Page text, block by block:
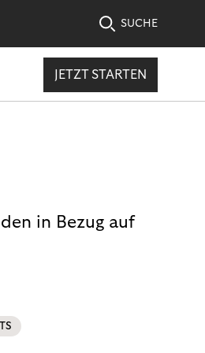
SUCHE
JETZT STARTEN
in Bezug auf